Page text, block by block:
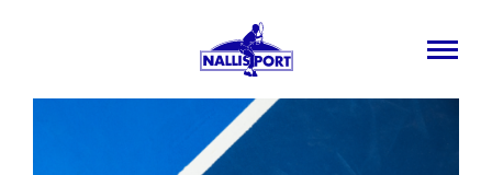
Nallisport
Pickleball